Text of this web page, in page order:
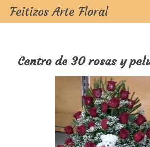
Feitizos Arte Floral
Centro de 30 rosas y